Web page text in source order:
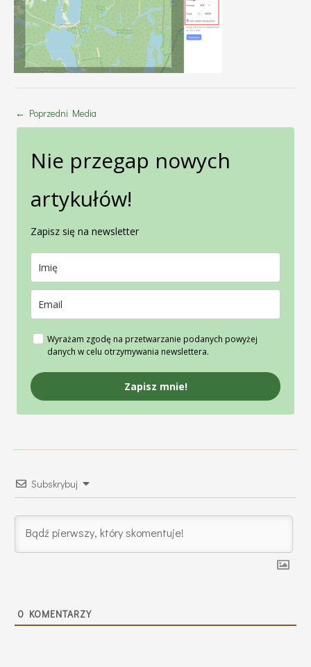
← Poprzedni Media
Nie przegap nowych
artykułów!
Zapisz się na newsletter
Wyrażam zgodę na przetwarzanie podanych powyżej
danych w celu otrzymywania newslettera.
Zapisz mnie!
Subskrybuj
0 KOMENTARZY